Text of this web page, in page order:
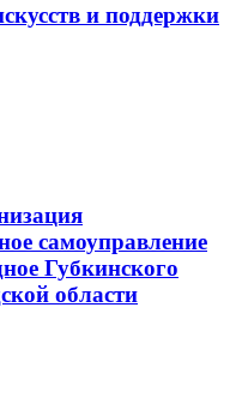
и поддержки
самоуправление
Губкинского
области